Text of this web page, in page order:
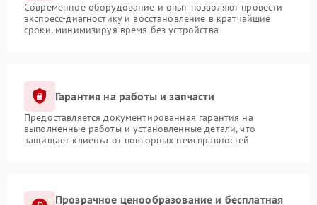
Современное оборудование и опыт позволяют провести
экспресс-диагностику и восстановление в кратчайшие
сроки, минимизируя время без устройства
Гарантия на работы и запчасти
Предоставляется документированная гарантия на
выполненные работы и установленные детали, что
защищает клиента от повторных неисправностей
Прозрачное ценообразование и бесплатная